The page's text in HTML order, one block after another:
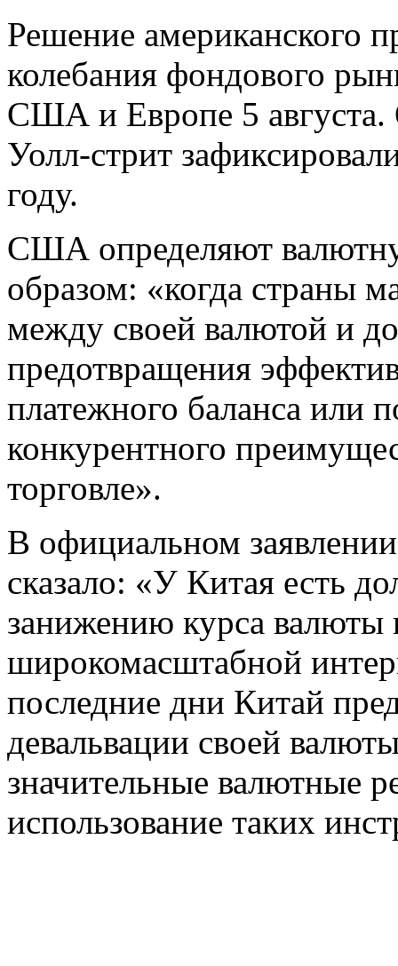
Решение американского
колебания фондового
США и Европе 5
Уолл-стрит
году.
США определяют
образом: «когда страны
между своей валютой и
предотвращения
платежного баланса или
конкурентного
торговле».
В официальном
сказало: «У Китая есть
занижению курса валюты
широкомасштабной
последние дни Китай
девальвации своей
значительные валютные
использование таких